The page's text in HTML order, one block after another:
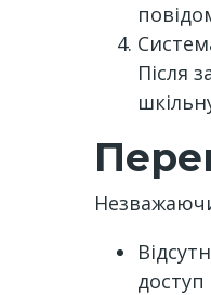
Після
доступ